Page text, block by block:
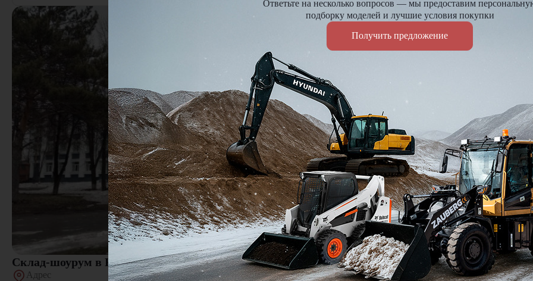
Склад-шоурум в Новосибирске
Адрес
Ответьте на несколько вопросов — мы предоставим
подборку моделей и лучшие условия покупки
Получить предложение